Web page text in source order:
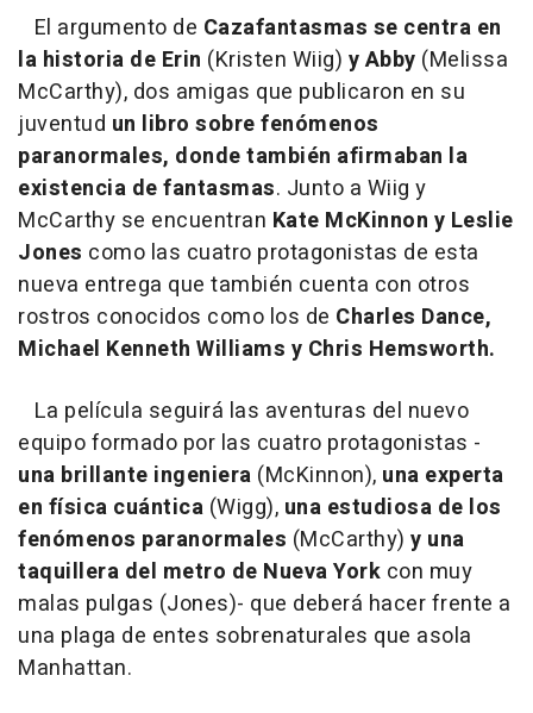
El argumento de Cazafantasmas se centra en
la historia de Erin (Kristen Wiig) y Abby (Melissa
McCarthy), dos amigas que publicaron en su
juventud un libro sobre fenómenos
paranormales, donde también afirmaban la
existencia de fantasmas. Junto a Wiig y
McCarthy se encuentran Kate McKinnon y Leslie
Jones como las cuatro protagonistas de esta
nueva entrega que también cuenta con otros
rostros conocidos como los de Charles Dance,
Michael Kenneth Williams y Chris Hemsworth.
La película seguirá las aventuras del nuevo
equipo formado por las cuatro protagonistas -
una brillante ingeniera (McKinnon), una experta
en física cuántica (Wigg), una estudiosa de los
fenómenos paranormales (McCarthy) y una
taquillera del metro de Nueva York con muy
malas pulgas (Jones)- que deberá hacer frente a
una plaga de entes sobrenaturales que asola
Manhattan.